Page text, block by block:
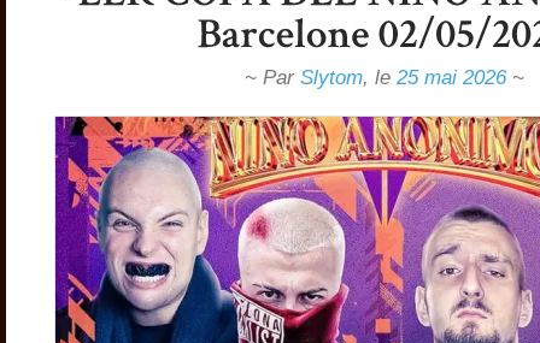
~ Par Slytom, le 25 mai 2026~